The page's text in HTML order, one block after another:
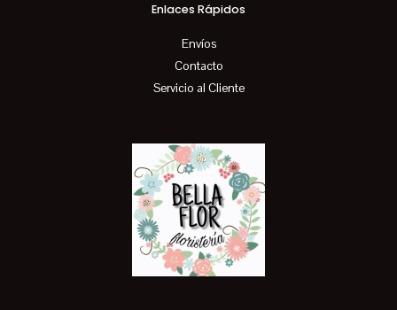
Enlaces Rápidos
Envíos
Contacto
Servicio al Cliente